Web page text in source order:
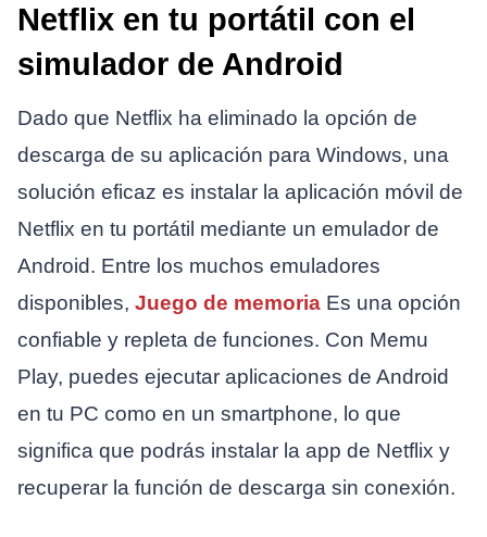
Netflix en tu portátil con el
simulador de Android
Dado que Netflix ha eliminado la opción de
descarga de su aplicación para Windows, una
solución eficaz es instalar la aplicación móvil de
Netflix en tu portátil mediante un emulador de
Android. Entre los muchos emuladores
disponibles, Juego de memoriaEs una opción
confiable y repleta de funciones. Con Memu
Play, puedes ejecutar aplicaciones de Android
en tu PC como en un smartphone, lo que
significa que podrás instalar la app de Netflix y
recuperar la función de descarga sin conexión.